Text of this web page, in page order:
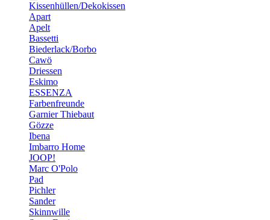
Kissenhüllen/Dekokissen
Apart
Apelt
Bassetti
Biederlack/Borbo
Cawö
Driessen
Eskimo
ESSENZA
Farbenfreunde
Garnier Thiebaut
Gözze
Ibena
Imbarro Home
JOOP!
Marc O'Polo
Pad
Pichler
Sander
Skinnwille